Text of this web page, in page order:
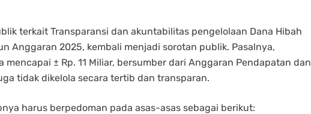
terkait Transparansi dan akuntabilitas pengelolaan Dana Hibah
Anggaran 2025, kembali menjadi sorotan publik. Pasalnya,
± Rp. 11 Miliar, bersumber dari Anggaran Pendapatan dan
tidak dikelola secara tertib dan transparan.
harus berpedoman pada asas-asas sebagai berikut: